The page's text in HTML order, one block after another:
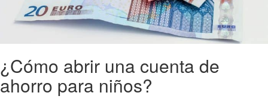
¿Cómo abrir una cuenta de
ahorro para niños?